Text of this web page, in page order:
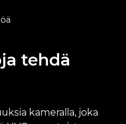
tehdä
kameralla, joka